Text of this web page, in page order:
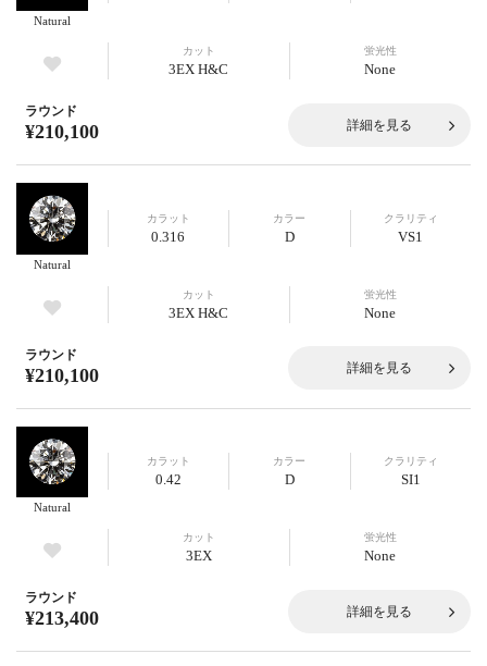
Natural
カット
3EX H&C
蛍光性
None
ラウンド
¥210,100 詳細を見る
Natural
カラット
0.316
カラー
D
クラリティ
VS1
カット
3EX H&C
蛍光性
None
ラウンド
¥210,100 詳細を見る
Natural
カラット
0.42
カラー
D
クラリティ
SI1
カット
3EX
蛍光性
None
ラウンド
¥213,400 詳細を見る